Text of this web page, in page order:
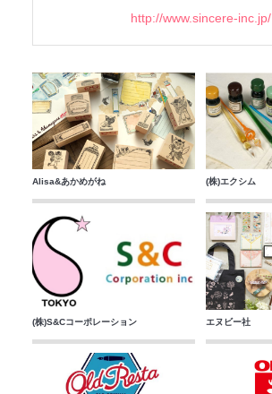
http://www.sincere-inc.jp/
Alisa&あかめがね (株)エクシム
(株)S&Cコーポレーション エヌビー社